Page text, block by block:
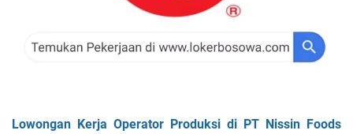
Lowongan Kerja Operator Produksi di PT Nissin Foods